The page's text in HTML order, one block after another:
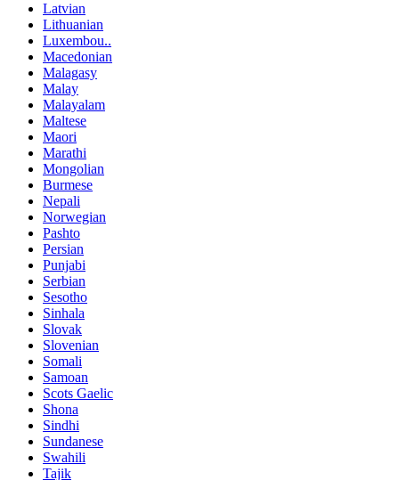
Latvian
Lithuanian
Luxembou..
Macedonian
Malagasy
Malay
Malayalam
Maltese
Maori
Marathi
Mongolian
Burmese
Nepali
Norwegian
Pashto
Persian
Punjabi
Serbian
Sesotho
Sinhala
Slovak
Slovenian
Somali
Samoan
Scots Gaelic
Shona
Sindhi
Sundanese
Swahili
Tajik